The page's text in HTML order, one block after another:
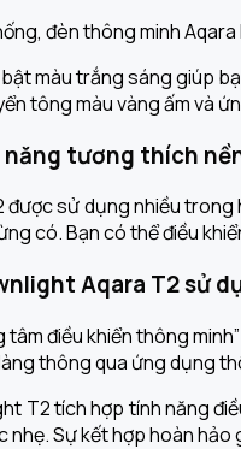
đèn thông minh
màu trắng sáng giúp
tông màu vàng ấm và
năng tương thích
được sử dụng nhiều trong
có. Bạn có thể điều
Aqara T2sử
điều khiển thông
thông qua ứng dụng
T2tích hợp tính năng
Sự kết hợp hoàn